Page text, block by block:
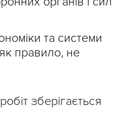
та системи
правило, не
зберігається